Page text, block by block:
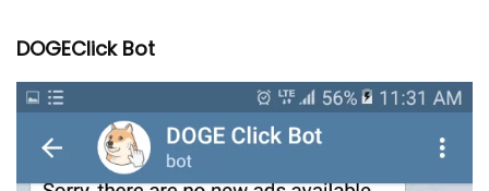
DOGEClick Bot